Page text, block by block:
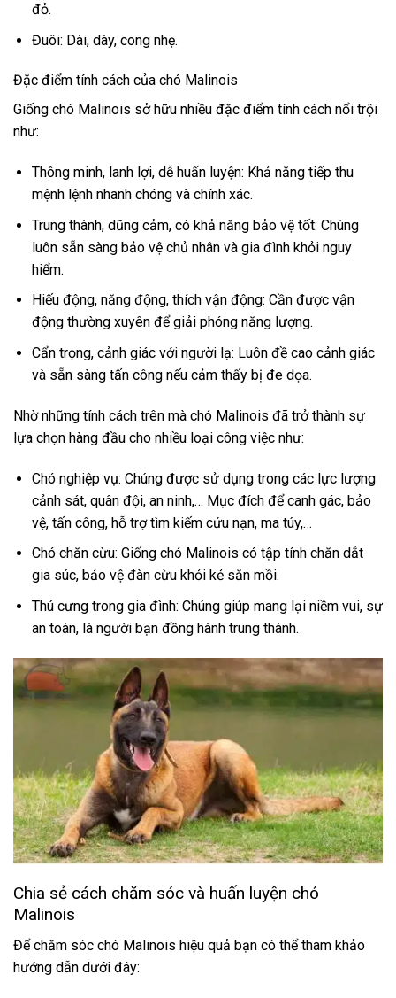
đỏ.
Đuôi: Dài, dày, cong nhẹ.
Đặc điểm tính cách của chó Malinois
Giống chó Malinois sở hữu nhiều đặc điểm tính cách nổi trội
như:
Thông minh, lanh lợi, dễ huấn luyện: Khả năng tiếp thu
mệnh lệnh nhanh chóng và chính xác.
Trung thành, dũng cảm, có khả năng bảo vệ tốt: Chúng
luôn sẵn sàng bảo vệ chủ nhân và gia đình khỏi nguy
hiểm.
Hiếu động, năng động, thích vận động: Cần được vận
động thường xuyên để giải phóng năng lượng.
Cẩn trọng, cảnh giác với người lạ: Luôn đề cao cảnh giác
và sẵn sàng tấn công nếu cảm thấy bị đe dọa.
Nhờ những tính cách trên mà chó Malinois đã trở thành sự
lựa chọn hàng đầu cho nhiều loại công việc như:
Chó nghiệp vụ: Chúng được sử dụng trong các lực lượng
cảnh sát, quân đội, an ninh,… Mục đích để canh gác, bảo
vệ, tấn công, hỗ trợ tìm kiếm cứu nạn, ma túy,…
Chó chăn cừu: Giống chó Malinois có tập tính chăn dắt
gia súc, bảo vệ đàn cừu khỏi kẻ săn mồi.
Thú cưng trong gia đình: Chúng giúp mang lại niềm vui, sự
an toàn, là người bạn đồng hành trung thành.
Chia sẻ cách chăm sóc và huấn luyện chó
Malinois
Để chăm sóc chó Malinois hiệu quả bạn có thể tham khảo
hướng dẫn dưới đây: